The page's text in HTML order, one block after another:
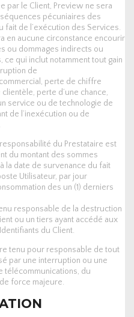
par le Client, Preview ne sera
pécuniaires des
de l’exécution des Services.
en aucune circonstance encourir
ou dommages indirects ou
qui inclut notamment tout gain
de
perte de chiffre
perte d’une chance,
service ou de technologie de
de l’inexécution ou de
du Prestataire est
du montant des sommes
la date de survenance du fait
Utilisateur, par jour
des un (1) derniers
responsable de la destruction
ou un tiers ayant accédé aux
du Client.
tenu pour responsable de tout
par une interruption ou une
télécommunications, du
force majeure.